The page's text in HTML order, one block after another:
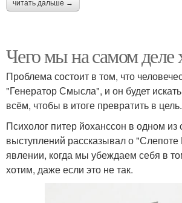
читать дальше →
Чего мы на самом деле
Проблема состоит в том, что
"Генератор Смысла", и он будет
всём, чтобы в итоге превратить в цель.
Психолог питер йоханссон в одном из
выступлений рассказывал о
явлении, когда мы убеждаем себя в
хотим, даже если это не так.